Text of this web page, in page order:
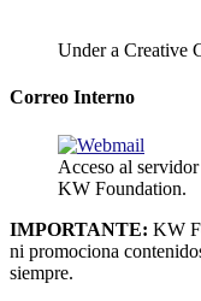
Under a Creative
Correo Interno
Acceso al
KW Foundation.
IMPORTANTE: KW
ni promociona
siempre.